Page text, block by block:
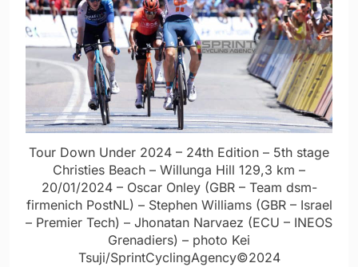
Tour Down Under 2024 – 24th Edition – 5th stage
Christies Beach – Willunga Hill 129,3 km –
20/01/2024 – Oscar Onley (GBR – Team dsm-
firmenich PostNL) – Stephen Williams (GBR – Israel
– Premier Tech) – Jhonatan Narvaez (ECU – INEOS
Grenadiers) – photo Kei
Tsuji/SprintCyclingAgency©2024